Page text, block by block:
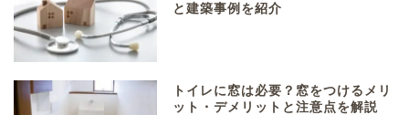
と建築事例を紹介
トイレに窓は必要？窓をつけるメリ
ット・デメリットと注意点を解説